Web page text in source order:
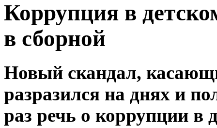
Коррупция в
в сборной
Новый скандал,
разразился на днях и
раз речь о коррупции в